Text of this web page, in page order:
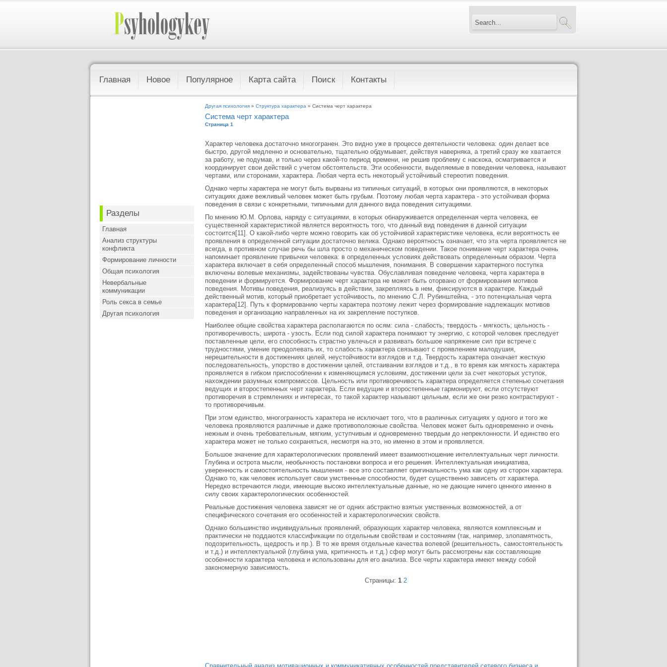
Главная Новое Популярное Карта сайта Поиск Контакты
Разделы
Главная
Анализ структуры
конфликта
Формирование личности
Общая психология
Невербальные
коммуникации
Роль секса в семье
Другая психология
Другая психология » Структура характера » Система черт характера
Система черт характера
Страница 1
Характер человека достаточно многогранен. Это видно уже в процессе деятельности человека: один делает все
быстро, другой медленно и основательно, тщательно обдумывает, действуя наверняка, а третий сразу же хватается
за работу, не подумав, и только через какой-то период времени, не решив проблему с наскока, осматривается и
координирует свои действий с учетом обстоятельств. Эти особенности, выделяемые в поведении человека, называют
чертами, или сторонами, характера. Любая черта есть некоторый устойчивый стереотип поведения.
Однако черты характера не могут быть вырваны из типичных ситуаций, в которых они проявляются, в некоторых
ситуациях даже вежливый человек может быть грубым. Поэтому любая черта характера - это устойчивая форма
поведения в связи с конкретными, типичными для данного вида поведения ситуациями.
По мнению Ю.М. Орлова, наряду с ситуациями, в которых обнаруживается определенная черта человека, ее
существенной характеристикой является вероятность того, что данный вид поведения в данной ситуации
состоится[11]. О какой-либо черте можно говорить как об устойчивой характеристике человека, если вероятность ее
проявления в определенной ситуации достаточно велика. Однако вероятность означает, что эта черта проявляется не
всегда, в противном случае речь бы шла просто о механическом поведении. Такое понимание черт характера очень
напоминает проявление привычки человека: в определенных условиях действовать определенным образом. Черта
характера включает в себя определенный способ мышления, понимания. В совершении характерного поступка
включены волевые механизмы, задействованы чувства. Обуславливая поведение человека, черта характера в
поведении и формируется. Формирование черт характера не может быть оторвано от формирования мотивов
поведения. Мотивы поведения, реализуясь в действии, закрепляясь в нем, фиксируются в характере. Каждый
действенный мотив, который приобретает устойчивость, по мнению С.Л. Рубинштейна, - это потенциальная черта
характера[12]. Путь к формированию черты характера поэтому лежит через формирование надлежащих мотивов
поведения и организацию направленных на их закрепление поступков.
Наиболее общие свойства характера располагаются по осям: сила - слабость; твердость - мягкость; цельность -
противоречивость; широта - узость. Если под силой характера понимают ту энергию, с которой человек преследует
поставленные цели, его способность страстно увлечься и развивать большое напряжение сил при встрече с
трудностями, умение преодолевать их, то слабость характера связывают с проявлением малодушия,
нерешительности в достижениях целей, неустойчивости взглядов и т.д. Твердость характера означает жесткую
последовательность, упорство в достижении целей, отстаивании взглядов и т.д., в то время как мягкость характера
проявляется в гибком приспособлении к изменяющимся условиям, достижении цели за счет некоторых уступок,
нахождении разумных компромиссов. Цельность или противоречивость характера определяется степенью сочетания
ведущих и второстепенных черт характера. Если ведущие и второстепенные гармонируют, если отсутствуют
противоречия в стремлениях и интересах, то такой характер называют цельным, если же они резко контрастируют -
то противоречивым.
При этом единство, многогранность характера не исключает того, что в различных ситуациях у одного и того же
человека проявляются различные и даже противоположные свойства. Человек может быть одновременно и очень
нежным и очень требовательным, мягким, уступчивым и одновременно твердым до непреклонности. И единство его
характера может не только сохраняться, несмотря на это, но именно в этом и проявляется.
Большое значение для характерологических проявлений имеет взаимоотношение интеллектуальных черт личности.
Глубина и острота мысли, необычность постановки вопроса и его решения. Интеллектуальная инициатива,
уверенность и самостоятельность мышления - все это составляет оригинальность ума как одну из сторон характера.
Однако то, как человек использует свои умственные способности, будет существенно зависеть от характера.
Нередко встречаются люди, имеющие высоко интеллектуальные данные, но не дающие ничего ценного именно в
силу своих характерологических особенностей.
Реальные достижения человека зависят не от одних абстрактно взятых умственных возможностей, а от
специфического сочетания его особенностей и характерологических свойств.
Однако большинство индивидуальных проявлений, образующих характер человека, являются комплексным и
практически не поддаются классификации по отдельным свойствам и состояниям (так, например, злопамятность,
подозрительность, щедрость и пр.). В то же время отдельные качества волевой (решительность, самостоятельность
и т.д.) и интеллектуальной (глубина ума, критичность и т.д.) сфер могут быть рассмотрены как составляющие
особенности характера человека и использованы для его анализа. Все черты характера имеют между собой
закономерную зависимость.
Страницы: 1 2